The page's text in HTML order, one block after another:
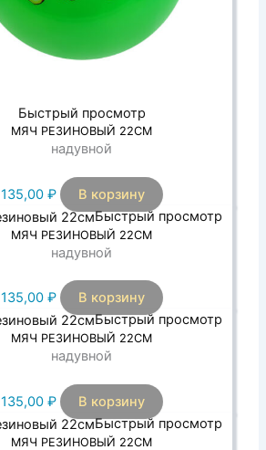
Быстрый просмотр
МЯЧ РЕЗИНОВЫЙ 22СМ
надувной
135,00 ₽
В корзину
Быстрый просмотр
МЯЧ РЕЗИНОВЫЙ 22СМ
надувной
135,00 ₽
В корзину
Быстрый просмотр
МЯЧ РЕЗИНОВЫЙ 22СМ
надувной
135,00 ₽
В корзину
Быстрый просмотр
МЯЧ РЕЗИНОВЫЙ 22СМ